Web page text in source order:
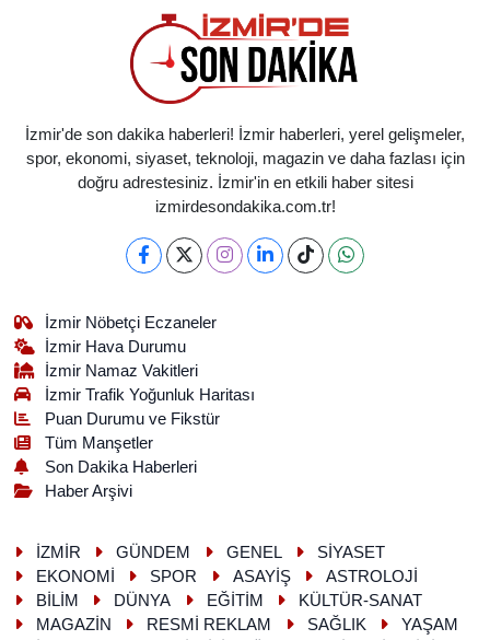
İzmir'de son dakika haberleri! İzmir haberleri, yerel gelişmeler,
spor, ekonomi, siyaset, teknoloji, magazin ve daha fazlası için
doğru adrestesiniz. İzmir'in en etkili haber sitesi
izmirdesondakika.com.tr!
İzmir Nöbetçi Eczaneler
İzmir Hava Durumu
İzmir Namaz Vakitleri
İzmir Trafik Yoğunluk Haritası
Puan Durumu ve Fikstür
Tüm Manşetler
Son Dakika Haberleri
Haber Arşivi
İZMİR GÜNDEM GENEL
SİYASET
EKONOMİ
SPOR ASAYİŞ
ASTROLOJİ
BİLİM
DÜNYA EĞİTİM
KÜLTÜR-SANAT
MAGAZİN
RESMİ REKLAM SAĞLIK YAŞAM